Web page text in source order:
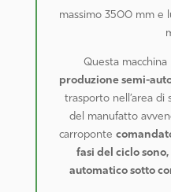
massimo 3500 mm e
Questa
produzione semi-
trasporto nell’area di
del manufatto
carroponte
fasi del ciclo
automatico sotto